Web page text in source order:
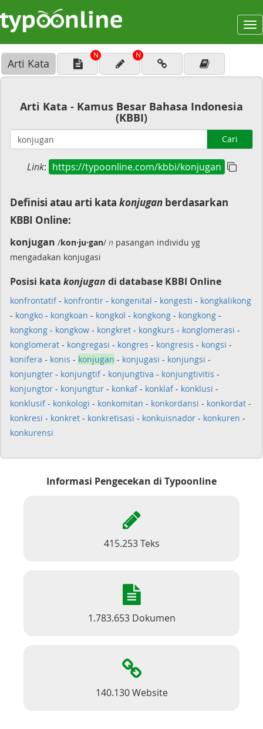
Arti Kata
N N
Arti Kata - Kamus Besar Bahasa Indonesia
(KBBI)
Cari
Link: https://typoonline.com/kbbi/konjugan
Definisi atau arti kata konjugan berdasarkan
KBBI Online:
konjugan /kon·ju·gan/ n pasangan individu yg
mengadakan konjugasi
Posisi kata konjugan di database KBBI Online
konfrontatif- konfrontir - kongenital - kongesti - kongkalikong
- kongko - kongkoan - kongkol - kongkong - kongkong -
kongkong - kongkow - kongkret - kongkurs - konglomerasi -
konglomerat - kongregasi - kongres - kongresis - kongsi -
konifera - konis - konjugan - konjugasi - konjungsi -
konjungter - konjungtif- konjungtiva - konjungtivitis -
konjungtor - konjungtur - konkaf- konklaf- konklusi -
konklusif- konkologi - konkomitan - konkordansi - konkordat -
konkresi - konkret - konkretisasi - konkuisnador - konkuren -
konkurensi
Informasi Pengecekan di Typoonline
415.253 Teks
1.783.653 Dokumen
140.130 Website